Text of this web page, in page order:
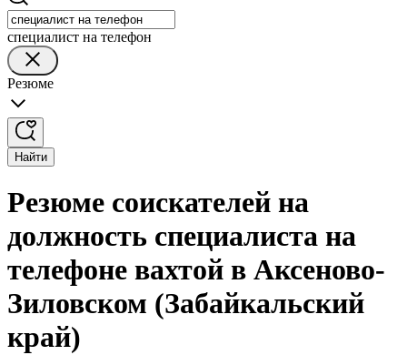
специалист на телефон
Резюме
Найти
Резюме соискателей на
должность специалиста на
телефоне вахтой в Аксеново-
Зиловском (Забайкальский
край)